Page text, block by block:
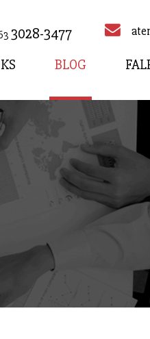
3028-3477
BLOG